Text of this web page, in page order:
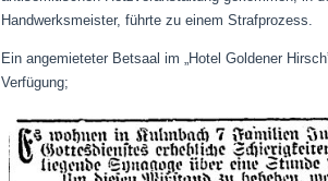
Handwerksmeister, führte zu einem Strafprozess.
Ein angemieteter Betsaal im „Hotel Goldener
Verfügung;